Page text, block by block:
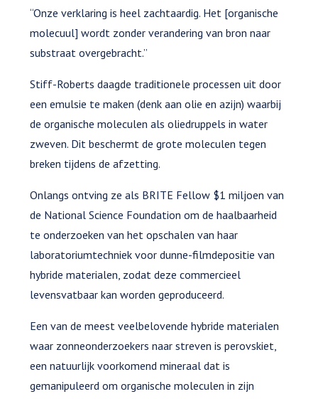
“Onze verklaring is heel zachtaardig. Het [organische
molecuul] wordt zonder verandering van bron naar
substraat overgebracht.”
Stiff-Roberts daagde traditionele processen uit door
een emulsie te maken (denk aan olie en azijn) waarbij
de organische moleculen als oliedruppels in water
zweven. Dit beschermt de grote moleculen tegen
breken tijdens de afzetting.
Onlangs ontving ze als BRITE Fellow $1 miljoen van
de National Science Foundation om de haalbaarheid
te onderzoeken van het opschalen van haar
laboratoriumtechniek voor dunne-filmdepositie van
hybride materialen, zodat deze commercieel
levensvatbaar kan worden geproduceerd.
Een van de meest veelbelovende hybride materialen
waar zonneonderzoekers naar streven is perovskiet,
een natuurlijk voorkomend mineraal dat is
gemanipuleerd om organische moleculen in zijn